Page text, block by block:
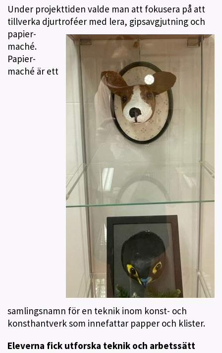
Under projekttiden valde man att fokusera på att
tillverka djurtroféer med lera, gipsavgjutning och
papier-
maché.
Papier-
maché är ett
samlingsnamn för en teknik inom konst- och
konsthantverk som innefattar papper och klister.
Eleverna fick utforska teknik och arbetssätt